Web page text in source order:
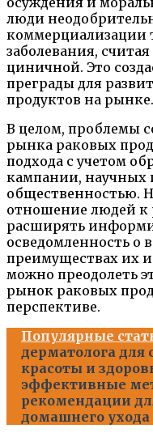
люди
коммерциализации
заболевания,
циничной. Это
преграды для
продуктов на рынке.
В целом, проблемы
рынка раковых
подхода с учетом
кампании, научных
общественностью.
отношение людей к
расширять
осведомленность о
преимуществах их
можно преодолеть
рынок раковых
перспективе.
Популярные
дерматолога для
красоты и
эффективные
рекомендации
домашнего ухода